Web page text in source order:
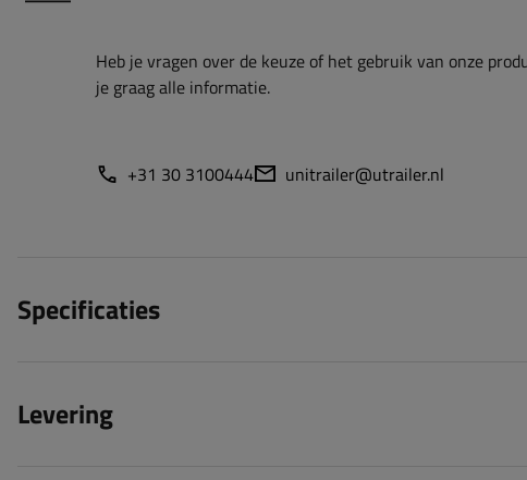
Heb je vragen over de keuze of het gebruik van onze
je graag alle informatie.
+31 30 3100444 unitrailer@utrailer.nl
Specificaties
Levering